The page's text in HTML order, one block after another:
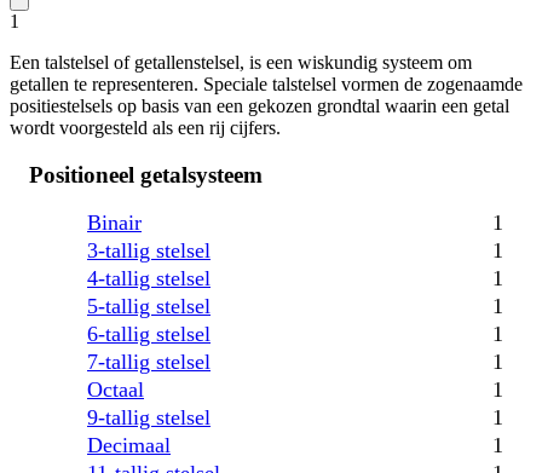
1
Een talstelsel of getallenstelsel, is een wiskundig systeem om
getallen te representeren. Speciale talstelsel vormen de zogenaamde
positiestelsels op basis van een gekozen grondtal waarin een getal
wordt voorgesteld als een rij cijfers.
Positioneel getalsysteem
Binair
1
3-tallig stelsel
1
4-tallig stelsel
1
5-tallig stelsel
1
6-tallig stelsel
1
7-tallig stelsel
1
Octaal
1
9-tallig stelsel
1
Decimaal
1